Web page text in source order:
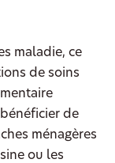
maladie, ce
de soins
de
ménagères
ou les